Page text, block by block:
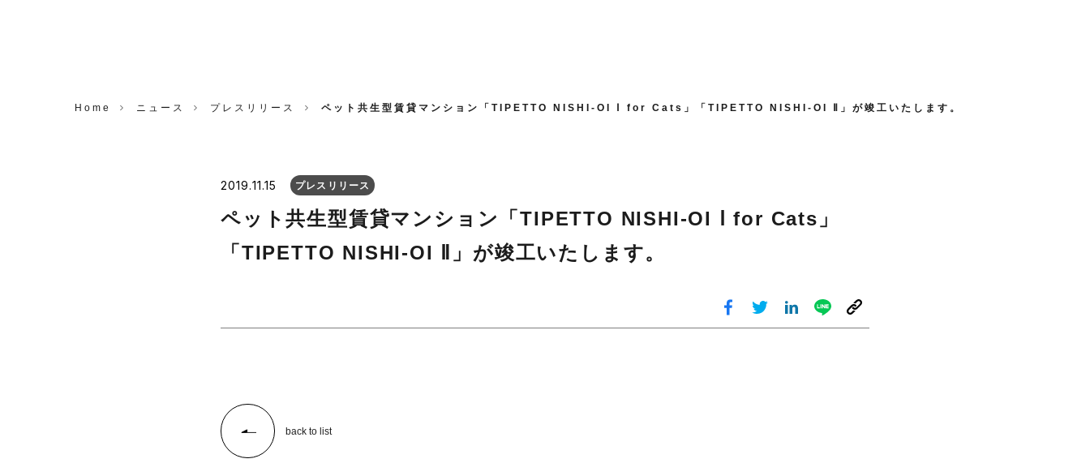
Home ニュース プレスリリース ペット共生型賃貸マンション「TIPETTO NISHI-OI Ⅰ for Cats」「TIPETTO NISHI-OI Ⅱ」が竣工いたします。
2019.11.15 プレスリリース
ペット共生型賃貸マンション「TIPETTO NISHI-OI Ⅰ for Cats」
「TIPETTO NISHI-OI Ⅱ」が竣工いたします。
back to list